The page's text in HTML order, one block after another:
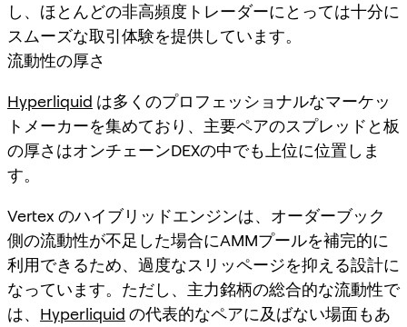
し、ほとんどの非高頻度トレーダーにとっては十分に
スムーズな取引体験を提供しています。
流動性の厚さ
Hyperliquid は多くのプロフェッショナルなマーケッ
トメーカーを集めており、主要ペアのスプレッドと板
の厚さはオンチェーンDEXの中でも上位に位置しま
す。
Vertex のハイブリッドエンジンは、オーダーブック
側の流動性が不足した場合にAMMプールを補完的に
利用できるため、過度なスリッページを抑える設計に
なっています。ただし、主力銘柄の総合的な流動性で
は、 Hyperliquid の代表的なペアに及ばない場面もあ